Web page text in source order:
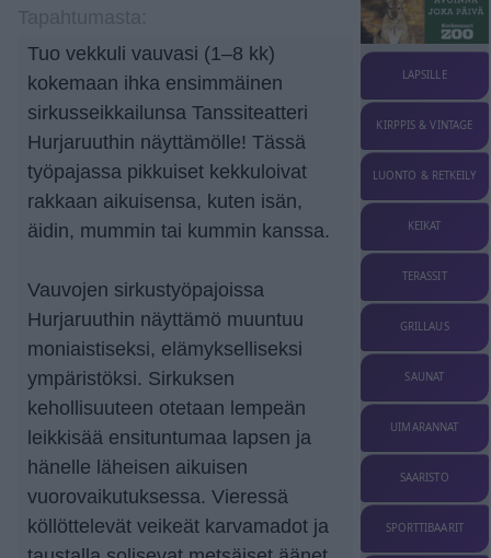
Tuo vekkuli vauvasi (1–8 kk)
kokemaan ihka ensimmäinen
sirkusseikkailunsa Tanssiteatteri
Hurjaruuthin näyttämölle! Tässä
työpajassa pikkuiset kekkuloivat
rakkaan aikuisensa, kuten isän,
äidin, mummin tai kummin kanssa.
Vauvojen sirkustyöpajoissa
Hurjaruuthin näyttämö muuntuu
moniaistiseksi, elämykselliseksi
ympäristöksi. Sirkuksen
kehollisuuteen otetaan lempeän
leikkisää ensituntumaa lapsen ja
hänelle läheisen aikuisen
vuorovaikutuksessa. Vieressä
köllöttelevät veikeät karvamadot ja
LAPSILLE
KIRPPIS & VINTAGE
LUONTO & RETKEILY
KEIKAT
TERASSIT
GRILLAUS
SAUNAT
UIMARANNAT
SAARISTO
SPORTTIBAARIT